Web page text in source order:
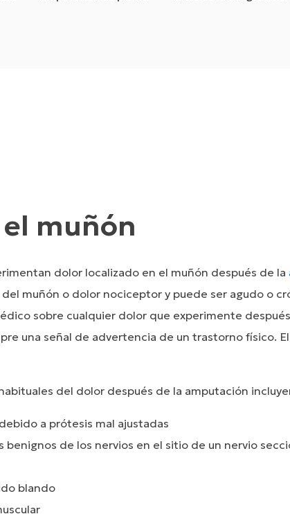
muñón
dolor localizado en el muñón después de la
muñón o dolor nociceptor y puede ser agudo o
sobre cualquier dolor que experimente
una señal de advertencia de un trastorno físico.
del dolor después de la amputación
a prótesis mal ajustadas
benignos de los nervios en el sitio de un nervio
blando